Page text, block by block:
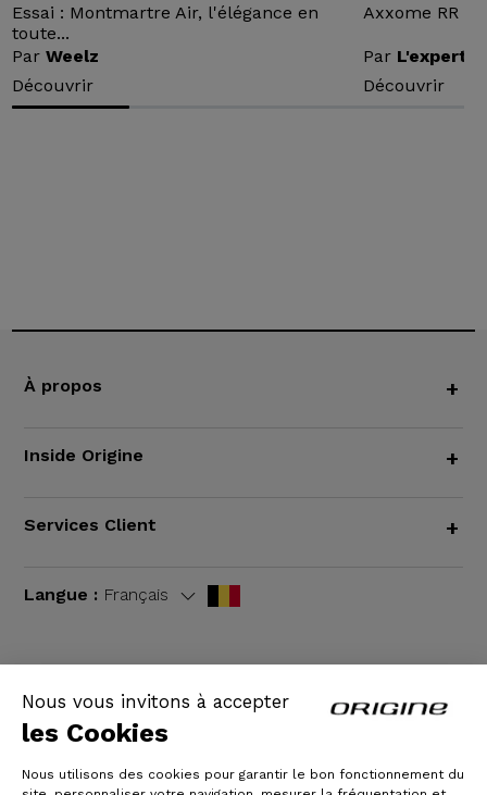
Nous vous invitons à accepter
les Cookies
Nous utilisons des cookies pour garantir le bon fonctionnement du
Essai : Montmartre Air, l'élégance en
toute...
ParWeelz
Découvrir
Axxome RR :
Par L'expert
Découvrir
À propos +
Inside Origine +
Services Client +
Langue : Français
CGV | Mentions légales